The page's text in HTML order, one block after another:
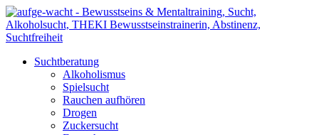
Suchtberatung
Alkoholismus
Spielsucht
Rauchen aufhören
Drogen
Zuckersucht